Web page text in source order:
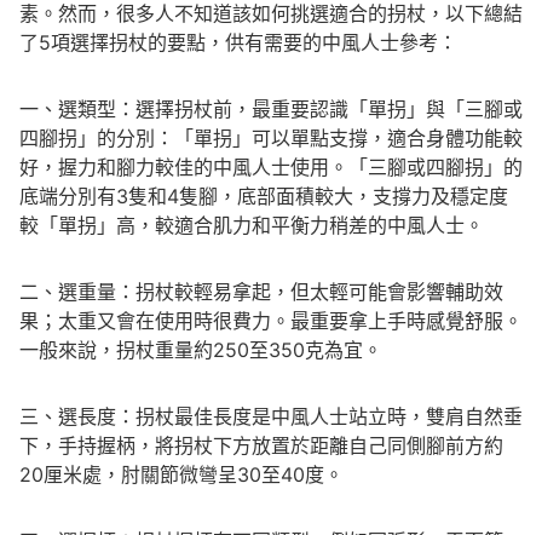
素。然而，很多人不知道該如何挑選適合的拐杖，以下總結
了5項選擇拐杖的要點，供有需要的中風人士參考：
一、選類型：選擇拐杖前，最重要認識「單拐」與「三腳或
四腳拐」的分別：「單拐」可以單點支撐，適合身體功能較
好，握力和腳力較佳的中風人士使用。「三腳或四腳拐」的
底端分別有3隻和4隻腳，底部面積較大，支撐力及穩定度
較「單拐」高，較適合肌力和平衡力稍差的中風人士。
二、選重量：拐杖較輕易拿起，但太輕可能會影響輔助效
果；太重又會在使用時很費力。最重要拿上手時感覺舒服。
一般來說，拐杖重量約250至350克為宜。
三、選長度：拐杖最佳長度是中風人士站立時，雙肩自然垂
下，手持握柄，將拐杖下方放置於距離自己同側腳前方約
20厘米處，肘關節微彎呈30至40度。